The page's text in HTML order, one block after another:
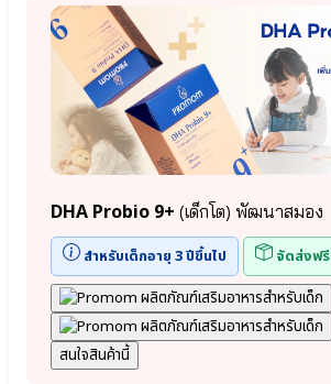
Cal-
D-
KII
6+
● สารสกัด
จากข้าวโพด
Calcium L-
Threonate
●
lactis
●
จุลินทรีย์
มาก
ประโยชน์
Lactobacillus
Plantarum
●
แลค
โต
บาซิลลัส
แอ
ซิ
โด
ฟิลัส
Lactobacillus
Acidophilus
●
DHA Probio 9+ (เด็กโต) พัฒนาสมอง
สำหรับเด็กอายุ 3 ปีขึ้นไป จัดส่งฟรี
สนใจสินค้านี้